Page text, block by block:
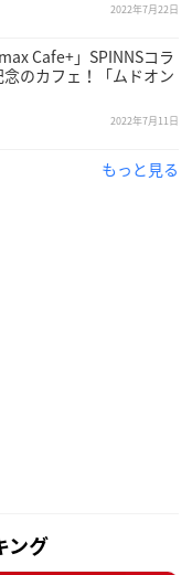
)、3月10日(金)、3月1
日(火)
供）：11,000円(税込)
ーションシティ ノー
2022年7月22日
Cafe+」SPINNSコラ
のカフェ！「ムドオン
2022年7月11日
もっと見る
ング